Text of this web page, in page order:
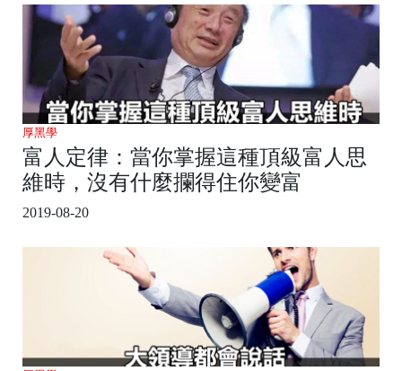
厚黑學
富人定律：當你掌握這種頂級富人思
維時，沒有什麼攔得住你變富
2019-08-20